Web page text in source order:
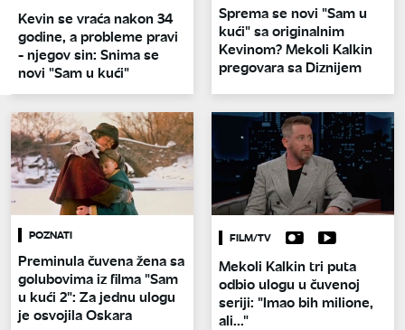
Kevin se vraća nakon 34
godine, a probleme pravi
- njegov sin: Snima se
novi "Sam u kući"
Sprema se novi "Sam u
kući" sa originalnim
Kevinom? Mekoli Kalkin
pregovara sa Diznijem
POZNATI
Preminula čuvena žena sa
golubovima iz filma "Sam
u kući 2": Za jednu ulogu
je osvojila Oskara
FILM/TV
Mekoli Kalkin tri puta
odbio ulogu u čuvenoj
seriji: "Imao bih milione,
ali..."